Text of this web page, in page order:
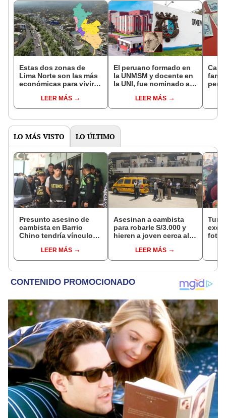
Estas dos zonas de
Lima Norte son las más
económicas para vivir
S/3.379 por m²
LEER MÁS
El peruano formado en
la UNMSM y docente en
la UNI, fue nominado al
una avenida en Los
Olivos lleva su nombre
LEER MÁS
LO MÁS VISTO LO ÚLTIMO
Presunto asesino de
cambista en Barrio
Chino tendría vínculos
PNP revela marcaje
LEER MÁS
Asesinan a cambista
para robarle S/3.000 y
hieren a joven cerca al
CercadoLEER MÁS